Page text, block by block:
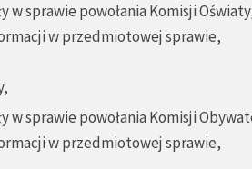
w sprawie powołania Komisji
w przedmiotowej sprawie,
w sprawie powołania Komisji
w przedmiotowej sprawie,